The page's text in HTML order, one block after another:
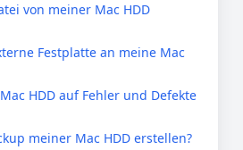
von meiner Mac HDD
Festplatte an meine Mac
HDD auf Fehler und Defekte
meiner Mac HDD erstellen?